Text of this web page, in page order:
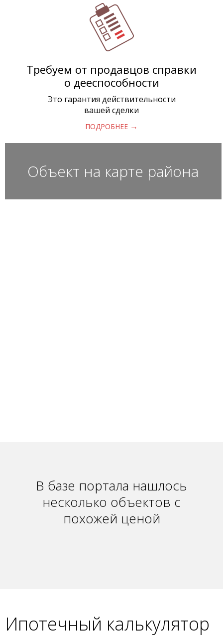
Требуем от продавцов справки
о дееспособности
Это гарантия действительности
вашей сделки
ПОДРОБНЕЕ →
Объект на карте района
В базе портала нашлось
несколько объектов с
похожей ценой
Ипотечный калькулятор